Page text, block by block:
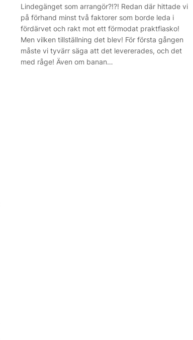
Lindegänget som arrangör?!?! Redan där hittade vi
på förhand minst två faktorer som borde leda i
fördärvet och rakt mot ett förmodat praktfiasko!
Men vilken tillställning det blev! För första gången
måste vi tyvärr säga att det levererades, och det
med råge! Även om banan…